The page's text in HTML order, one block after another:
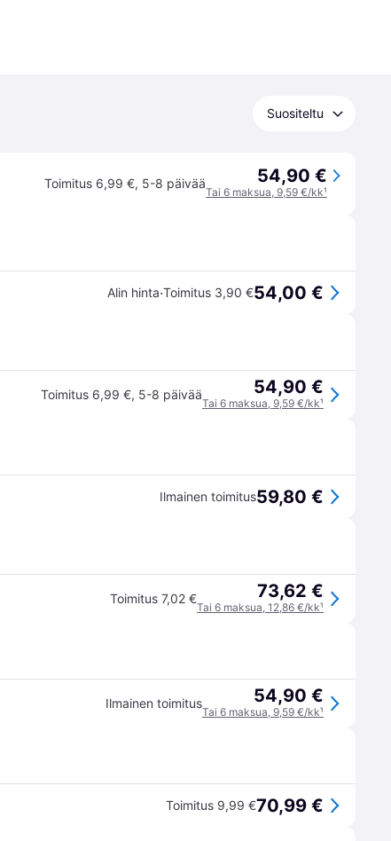
Suositeltu
Toimitus 6,99 €, 5-8 päivää 54,90 €
Tai 6 maksua, 9,59 €/kk¹
Alin hinta·Toimitus 3,90 €54,00 €
Toimitus 6,99 €, 5-8 päivää 54,90 €
Tai 6 maksua, 9,59 €/kk¹
Ilmainen toimitus59,80 €
Toimitus 7,02 € 73,62 €
Tai 6 maksua, 12,86 €/kk¹
Ilmainen toimitus 54,90 €
Tai 6 maksua, 9,59 €/kk¹
Toimitus 9,99 €70,99 €